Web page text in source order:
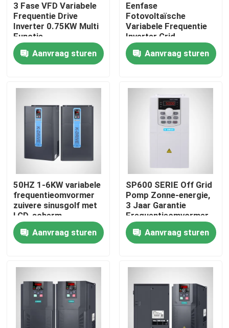
Thuis
Over ons
Producten
Video's
Veranderlijke Frequentieomschakelaar
enige faseomschakelaar
vfd veranderlijke frequentieaandrijving
Motor Zachte Aanzet
3 Fase VFD Variabele
Frequentie Drive
Inverter 0.75KW Multi
Functie
Aanvraag sturen
Eenfase
Fotovoltaïsche
Variabele Frequentie
Inverter Grid
Connected KD600
MPPT 220V
Aanvraag sturen
50HZ 1-6KW variabele
frequentieomvormer
zuivere sinusgolf met
LCD-scherm
Aanvraag sturen
SP600 SERIE Off Grid
Pomp Zonne-energie,
3 Jaar Garantie
Frequentieomvormer,
Frequentieomvormer
50HZ/60HZ 220V
380V 480V
Aanvraag sturen